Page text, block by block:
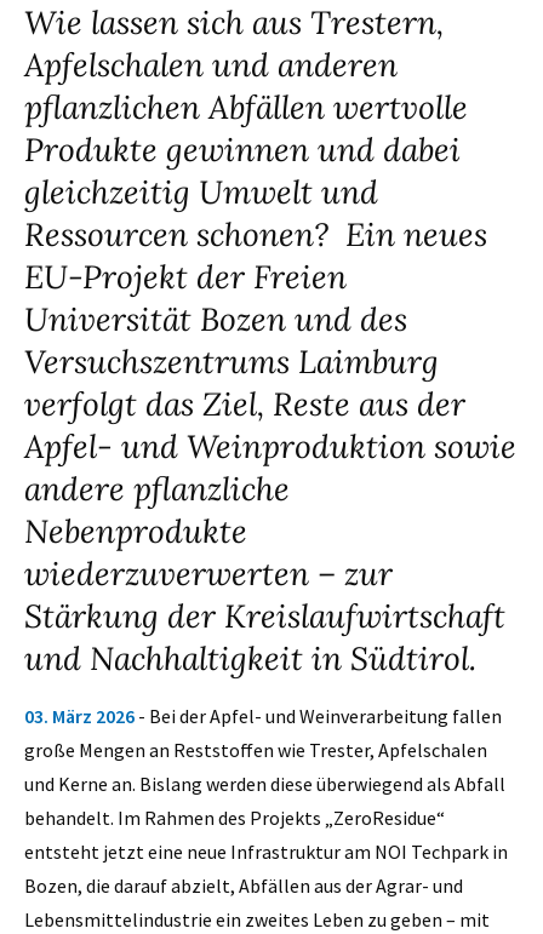
Wie lassen sich aus Trestern,
Apfelschalen und anderen
pflanzlichen Abfällen wertvolle
Produkte gewinnen und dabei
gleichzeitig Umwelt und
Ressourcen schonen? Ein neues
EU-Projekt der Freien
Universität Bozen und des
Versuchszentrums Laimburg
verfolgt das Ziel, Reste aus der
Apfel- und Weinproduktion sowie
andere pflanzliche
Nebenprodukte
wiederzuverwerten – zur
Stärkung der Kreislaufwirtschaft
und Nachhaltigkeit in Südtirol.
03. März 2026 - Bei der Apfel- und Weinverarbeitung fallen
große Mengen an Reststoffen wie Trester, Apfelschalen
und Kerne an. Bislang werden diese überwiegend als Abfall
behandelt. Im Rahmen des Projekts „ZeroResidue“
entsteht jetzt eine neue Infrastruktur am NOI Techpark in
Bozen, die darauf abzielt, Abfällen aus der Agrar- und
Lebensmittelindustrie ein zweites Leben zu geben – mit